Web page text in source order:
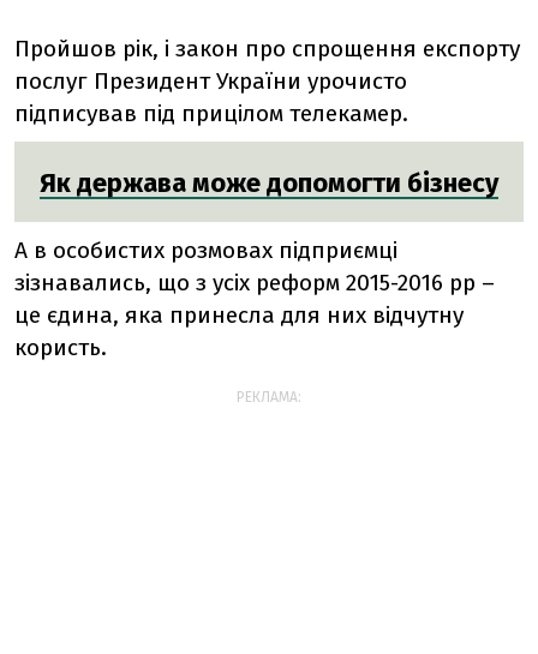
Пройшов рік, і закон про спрощення експорту
послуг Президент України урочисто
підписував під прицілом телекамер.
Як держава може допомогти бізнесу
А в особистих розмовах підприємці
зізнавались, що з усіх реформ 2015-2016 рр –
це єдина, яка принесла для них відчутну
користь.
РЕКЛАМА: